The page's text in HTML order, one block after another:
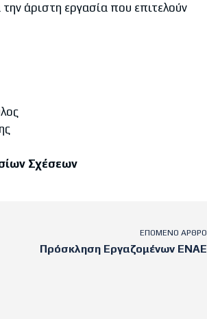
άριστη εργασία που επιτελούν
Σχέσεων
ΕΠΌΜΕΝΟ ΆΡΘΡΟ
Πρόσκληση Εργαζομένων ΕΝΑΕ